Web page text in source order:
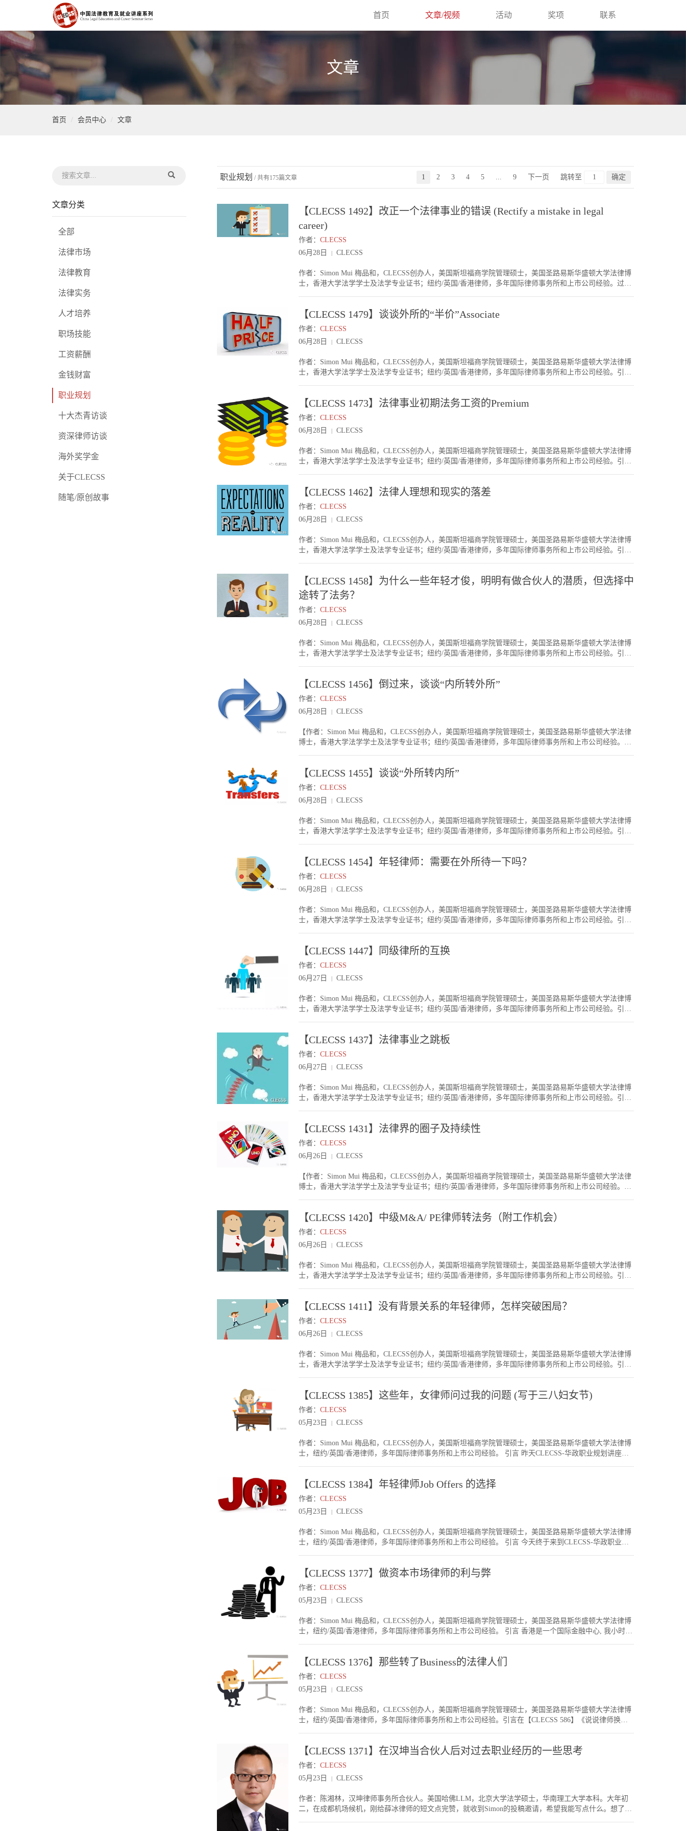
首页 文章/视频 活动 奖项 联系
文章
首页 会员中心 文章
文章分类
全部
法律市场
法律教育
法律实务
人才培养
职场技能
工资薪酬
金钱财富
职业规划
十大杰青访谈
资深律师访谈
海外奖学金
关于CLECSS
随笔/原创故事
职业规划 / 共有175篇文章 1 2 3 4 5 ... 9 下一页 跳转至 确定
【CLECSS 1492】改正一个法律事业的错误 (Rectify a mistake in legal
career)
作者： CLECSS
06月28日
CLECSS
作者：Simon Mui 梅品和，CLECSS创办人，美国斯坦福商学院管理硕士，美国圣路易斯华盛顿大学法律博
士，香港大学法学学士及法学专业证书；纽约/英国/香港律师，多年国际律师事务所和上市公司经验。过去
中，不是每个人都一帆风顺。例如有些人一毕业后选择了法务，但发现Junior去做法务所学不多，想回头做
律所。或做了十年公务员，回头却发现不是自己人生想要的。今天我们就谈谈，如何rectify a mistake in
legal career。人生的选择，有小mistake, 也有大mistake。先说小mistake。走错两三年的小mistake例如你一毕
业时，去了做法务，后来发现该公司里没什么东西学，有点虚度光阴。这样的话，当认清了这个事实后，
如果交易型的法务类别，例如本来在该基金/投资公司能做大量交易，比较容易转回律所。一般年资上会打
折，但如果你本身有两三年工作经验，也可能从第二年开始。其实如果你从基金出来，而该基金是该律所
在潜在客户，其实你在那里做过也是一个Plus。但如果你做的是一般性公司，很多时候你转回律所时，会从
头来过。心里不一定好受，但人生那么长，两年其实不算什么。走错了八至十年例如如果你毕业后做了公
务员，但做了八至十年后，你发现跟同学差距越来越大，买不起较好的房子。你心里会有触动，要不要出
来做律师？但同学已做到合伙人，会否尴尬？这要想很多因素，自己所做的领域是否有些资源（包括技能
和人脉）能用得上在律所上，这就不用完全从头来过。自己的家庭情况如何，有多大的家庭负担，还是单
Burning Desire 要动。可以再观察一下。但如果自己内心要动的声音强烈，那就赶快去动。这些年来，也有
不少这样的朋友找过我。一般我会建议他有一个冷静期，如果想了半年，还是想动，就赶快去动。结语人
生，不能每件事都完美。但我们一天生存，我们还是有选择空间。每个选择，其实没有绝对的对或错；每
义。
【CLECSS 1479】谈谈外所的“半价”Associate
作者： CLECSS
06月28日
CLECSS
作者：Simon Mui 梅品和，CLECSS创办人，美国斯坦福商学院管理硕士，美国圣路易斯华盛顿大学法律博
士，香港大学法学学士及法学专业证书；纽约/英国/香港律师，多年国际律师事务所和上市公司经验。引言
JD同学在OCI找不到工作，后来临毕业时申请中国内地及香港的办公室。有些律所有Special Associate的岗
位，工资大约正常Associate的一半（过两年后，有机会晋升正式Associate）。今天我们就谈谈这种“半价”
Associate。Q&A1. “半价”Associate (Special Associate) 设立的原因？现在读JD的越来越多。不是每位JD都能
在OCI找到工作，这包括了不少T14的同学们。到毕业时，大家都急着回国找工作，这些Special
就可以拿Global Pay。对于律所而言，也是节省成本的方法。同样的钱，可以招两个人帮忙。2. 那两年发生
的事情其实做的事情跟其他初级律师无异。那一样是JD，有些人拿Full Global Pay，有些人拿Half Pay，会
否奇怪？我觉得是供求问题。一般这些做Special Associate的JD，可能是JD学校排名稍逊，或虽然JD学校很
好，但在校成绩稍逊的人。所以这些都是市场你情我愿的供求关系。至于两年后，律所一般看当时的市场
情况，和该Special Associate的表现，看是否提升他/她为正式Associate。但一般即使该律所不提升该Special
Associate，他/她累积了两年工作经验后在外面也很好找工作。3. LLM的情况其实“Special Associate”也是一
个头衔而已。在不同的律所会有不同的头衔，例如“International Legal Consultant”，”Legal Manager”等。这
LLM, 加上之前相关的工作经验，才能申请到。除非是一个排名极高的LLM，否则在没有工作经验的情况
下，申请Special Associate也不太容易。结语现在六月了，祝各位LLM/JD 同学有个好的学年，毕业后找到最
理想的工作！大家的法律事业生涯很长，也不必要太过介意起点。用心去做，总有出头天。
【CLECSS 1473】法律事业初期法务工资的Premium
作者： CLECSS
06月28日
CLECSS
作者：Simon Mui 梅品和，CLECSS创办人，美国斯坦福商学院管理硕士，美国圣路易斯华盛顿大学法律博
士，香港大学法学学士及法学专业证书；纽约/英国/香港律师，多年国际律师事务所和上市公司经验。引言
企，MNC的机会。这些法务职位，一般来说工资比顶级红圈所低，但比一般二线律所高。这样，值不值得
为了这一点Premium，去做法务呢？一般而言，我建议如下：一线律所〉二线律所（相关业务）〉好的国
企/民企/MNC法务〉二线律所（不相关业务）比如说，你是想做非讼的，想做公司法相关业务。你找不到一
线律所，那在二线律所和公司法务之间，到底去哪个呢？我认为如果你在一个二线律所找到做公司法的，
慢慢有机会转回去一线律所。好的国企/民企/MNC，一开始可能会给比二线律所高的工资，但你进去后事业
一般晋升则会较慢，日后工资涨幅比不上律所。而且，你有可能做不少行政工作，到你要转出来做律所
时，工作经验会打折，甚至从头来过。不过在一个好的公司有法务经验，也有不少律所喜欢这样的背景，
所以也不需要太愁出路。如果你进了一个二线律所，但不是你想做的领域，那倒不如做法务。例如如果你
做一个民企，有机会做到并购，比你在那二线律所做其它不相关领域的，对将来转回去一线律所做公司法
业务更有帮助。结语各位年轻律师，大家毕业出来时不一定能找到最理想的工作，但只要耐心，日后一步
一步转上去，总会能达到当初的目标的。大家在事业初期选择律所 v 法务时，不妨参考今天建议的原则。
在此祝各位CLECSS友事业顺顺利利！
【CLECSS 1462】法律人理想和现实的落差
作者： CLECSS
06月28日
CLECSS
作者：Simon Mui 梅品和，CLECSS创办人，美国斯坦福商学院管理硕士，美国圣路易斯华盛顿大学法律博
士，香港大学法学学士及法学专业证书；纽约/英国/香港律师，多年国际律师事务所和上市公司经验。引言
朋友。但因为我早年去学校做讲座较多，也有接触到一些早年事业没有那么顺利的同学们。过了十年，看
了他们走了一个事业Cycle，有些感悟，今天跟大家分享一下我的观察。从“落差”到“强化心理”比如说，如
果你本科一般，但靠自己的努力，去了个名校读法律硕士。给了不少学费，内心肯定有个期望，希望能去
最好的律所工作。但事实是，一线律所提供的职位终归有限，你不是班里最顶尖的，没有人脉关系，往往
就是进不去最好的律所。这些年来，很多找过我的年轻人，就是这种“理想 v 现实”的落差。觉得自己条件不
等。如果你的期望是进一线律所，但一开始进了个二三线律所，内心肯定不开心。我之前接触过的年轻
人，能熬到今天成功的，没有什么秘诀，简单来说就是要心态要好。在这个情况下，一开始工资不高，社
己时，更应该鼓起勇气跟一些优秀的朋友交际。出来吃饭，某位朋友说起他在某个一线律所做了个好项
目，你一边听着，一边学习。从大家的交流中，你可能得到一些消息，一些思维的启发。这比起你躲在家
中好。虽然你跟这些优秀的人交际会有相当压力，但你只要你心里强大，自能把这些压力升华为提升自我
的动力。结语不是每个人都这么幸运，一毕业能进最好的律所。关键是我们不要放弃，在事业不顺时我们
通过不断跟别人交流，丰富自己的思维，激化自己的斗心。CLECSS平台的理念，是鼓励所有有上进心的年
轻法律人追求自己最大的梦想。过去十年，我看见不少刚毕业事业不顺的，通过十年的坚持，最终熬了出
头。各位年轻法律人，大家一起努力吧！
【CLECSS 1458】为什么一些年轻才俊，明明有做合伙人的潜质，但选择中
途转了法务？
作者： CLECSS
06月28日
CLECSS
作者：Simon Mui 梅品和，CLECSS创办人，美国斯坦福商学院管理硕士，美国圣路易斯华盛顿大学法律博
士，香港大学法学学士及法学专业证书；纽约/英国/香港律师，多年国际律师事务所和上市公司经验。引言
什么呢？一般是以下原因。工资及前途很多这些年轻才俊，他们都是来自国际律所，或顶级内所。最近很
多去了基金，或一些增长型的公司（例如TMT公司）。由于他们条件很好，一般转去法务工资也不会低，
一般工资相若，有些较以前低一点，但也有些比以前律所的工资更高。至于前途，如果你在一个基金做法
务，如果做得好，其实有机会更上一层楼。例如有些朋友在基金里一直做到MD。虽然是做法务，但你的工
Business Side一般这些中途转法务的年轻才俊，他们本来思维就比较偏Business Side。做纯律师的工作也不
一定合适他。他很多时候在交际，管理，统筹等能力较强，要是在一个商界环境，可能发展更好。转法务
后产生“甲方社会地位”你在律所做中级律师，社会地位不会很高。例如你跟另一律所的合伙人交换名片，对
方不一定会很看重。但如果你拿出基金法务总监的名片，对方一般会比较重视。这就是甲方的社会地位。
结语选择做律师还是法务，是个人选择。大家应该根据自己的性格，理想，人生目标来做选择。见到很多
年轻才俊，转了法务后生活都很快乐，所以大家也不一定要死守在律所。在此祝各位都作出正确的选择，
事业路上越走越好！
【CLECSS 1456】倒过来，谈谈“内所转外所”
作者： CLECSS
06月28日
CLECSS
【作者：Simon Mui 梅品和，CLECSS创办人，美国斯坦福商学院管理硕士，美国圣路易斯华盛顿大学法律
博士，香港大学法学学士及法学专业证书；纽约/英国/香港律师，多年国际律师事务所和上市公司经验。】
所转外所，主要在两个情况下发生，其中也有些事情要注意。内所转外所的两种情况内所转外所，主要有
两种情况：（一）你其实毕业时就已经想去外所，但没有成功进去。在一个较好的内所工作一段时间后，
会碰到一些机会，例如某个外所招China Associate （或Legal Consultant），领域跟你现在做的事情Match，
你就跳过去。（二）你在内所工作了一段时间后，去了读LLM。回国从头找工作，找到了外所。视乎你之
始。 情况（一），一般通过猎头或朋友介绍。情况（二），由于自己的身份是LLM学生，可以向各大外所
大量投信申请。内所转外所要注意的事情适应如果你本身在顶级内所，工作强度估计比外所高，所以理论
上很容易适应。不过如果直接内所转外所，一般英语稍逊，需要一段时间用心学习，看Seniors怎样修改你
的文本。外所一般都是靠专业取胜，所以尽量把自己专业水平提高，不需要放太多时间在Office Politics
上。前途内所转外所，要想清楚自己长远怎样规划。例如如果自己没有海外的Bar，可能升职一直有天花
板。长远来说还是要去读个LLM考Bar。另外，一般外所升合伙人比内所难。所以一定要做好规划，到底自
己所在的外所有多大机会做合伙人？如果不大，什么时候再转回内所，或转法务？外所的生意外所在中国
的英美律所在中国生意不怎样，你跳过去随时做项目少了，影响将来前途。结语继昨天的《谈谈“外所转内
所”》，今天再写了篇《谈谈“内所转外所”》，希望对大家有帮助。成功报名明天CLECSS《生命科技私募
基金投资》讲座的朋友们，记得明天准时到场。
【CLECSS 1455】谈谈“外所转内所”
作者： CLECSS
06月28日
CLECSS
作者：Simon Mui 梅品和，CLECSS创办人，美国斯坦福商学院管理硕士，美国圣路易斯华盛顿大学法律博
士，香港大学法学学士及法学专业证书；纽约/英国/香港律师，多年国际律师事务所和上市公司经验。引言
欢迎。根据昨天的投票，最多朋友是打算在外所做几年，之后回内所。那外所转内所，要注意什么事情
呢？这篇文章是写给做非讼的年轻律师做粗略参考的，我并没有做非常深度的探究。业务性质如果你在外
所做海外或香港资本市场，转回内所不一定很Match。毕竟海外资本市场律师跟A 股律师做的事情不太一
样。当然你也可以做海外证券市场的中国律师，研究一下架构等，但终归做海外证券的中国律师角色有
衔接的，是基金及并购等业务。毕竟无论是用中国法，还是用英美法，并购投资时的技巧都大同小异。你
转到内所后，可能分别是以前用英文多，现在用中文多，也要强化一些中国法规知识，但总整体而言较容
易衔接。客户至于客户方面，也要注意是否能成功转移。例如说，对某些国际投行而言，做IPO时只认国际
品牌律所。从一个外所跳到内所，并不一定能把客户带过去。如果是Banking方面，如果你要去的内所还不
在那些银行的Panel上，也需要一些时间把该内所挤上那些银行的Panel List上。一般而言，做并购和投资比
较容易。当然大的基金也涉及是否在他们的Panel List 的问题。但一般中型，中小型的并购或基金投资，对
于大品牌没有那么严格。所以假设一个律师从一个外所出来，以前专门做中型或中小型的并购或基金投
户，也很容易做起来。结语今天的《谈谈“外所转内所”》，只写了我一些粗浅的观察，让年轻律师早点思考
外所转内所的有关事项，希望对大家有帮助。另，有兴趣在香港西九龙租房子的朋友，可以私信我，谢
【CLECSS 1454】年轻律师：需要在外所待一下吗？
作者： CLECSS
06月28日
CLECSS
作者：Simon Mui 梅品和，CLECSS创办人，美国斯坦福商学院管理硕士，美国圣路易斯华盛顿大学法律博
士，香港大学法学学士及法学专业证书；纽约/英国/香港律师，多年国际律师事务所和上市公司经验。引言
对答案，没有绝对“需要”或“不需要”。以今天来看，在外所待过还是有以下好处，不过我说的是“今天来
看”，未来的社会也不一定是这样。内所招人时还是很喜欢在外所待过的很多精英内所，还是喜欢在精英外
所待过的申请者。例如如果你在一个精英英美律所做中高级律师，理论上要转去一个精英内所做合伙人或
资深顾问，会很受欢迎。以前就听过一位内所资深合伙人说：“Those from wall street firms are consistently
Weiss等做中高级律师，在中国区很难升合伙人，但跳去内所做合伙人或资深顾问则很受欢迎。另一原因是
很多这些精英律所的资深合伙人，他们以前也在外所待过。所以他们招人时也有倾向于招有点外所背景
的。法务的情况在MNC的情况，一般在外所待过会很有优势。因为他们很多时候要跟总部交流，觉得外所
出来的英语较好，做事比较正规，跟国际更能接轨。至于一些中国自己的大企业，大基金，较高的职位也
一样喜欢招在外所待过的。很多企业的大老板及高管，自己本身不一定有海外背景，招人时他们反而喜欢
找一些有国际背景的，让其企业看起来更国际化。如果某企业/基金的GC是有外所背景的，很多时候他招人
时也一样喜欢有外所背景的。结语以上是外所待过一点好处。但大家选择内所/外所时，还是要看具体那个
业有个好开始！
【CLECSS 1447】同级律所的互换
作者： CLECSS
06月27日
CLECSS
作者：Simon Mui 梅品和，CLECSS创办人，美国斯坦福商学院管理硕士，美国圣路易斯华盛顿大学法律博
士，香港大学法学学士及法学专业证书；纽约/英国/香港律师，多年国际律师事务所和上市公司经验。引言
好（例如在香港，就被人经常问及Kirkland & Ellis，Latham & Watkins等）这证明那几个律所最Hot，最多人
想去，它们也在招人。那本身已在同级外所的朋友们，为什么要换所呢？同级外所之间互换不外乎以下原
因：上Associate Track首先，是Title的问题。因为某些朋友在某一线外所不是做Associate，而是比Associate低
一级的职位，例如Legal Consultant（LC）。经济好时，通过换律所，可以从LC跳到另一同级律所的
的速度。拿Global Pay有些国际律所的中国Office，给Associate 并非Global Pay的，但有时候做的事情跟别的
给Global Pay的律所差不多。那经济好的时候，自然会尝试找给Global Pay的律所，反正做的事情差不多，
不如挑个工资高的。拿COLA有些已经拿Global Pay 的律师（尤其是资本市场律师），看到另一律所在
Global Pay之上还有几万美金的COLA，自然心动。不过我也多次提醒身边的朋友，有时候Package拿到过高
可能成为自己的负累。你工资福利越高，别人对你期望越高，到某天经济转差，你也会成为被裁的对象。
升Par的机会不同律所有不同的升职政策，有几个律所比较容易升Par（精英但保守的某几个华尔街律所则较
难）。很多顶级外所的Associates 在事业中段会考虑升Par 的问题而倾向去较容易升Par 的某几个国际律所。
人有自己不同需求，在此祝各位CLECSS友都找到自己最合适的律所，法律事业一直稳步做下去。
【CLECSS 1437】法律事业之跳板
作者： CLECSS
06月27日
CLECSS
作者：Simon Mui 梅品和，CLECSS创办人，美国斯坦福商学院管理硕士，美国圣路易斯华盛顿大学法律博
士，香港大学法学学士及法学专业证书；纽约/英国/香港律师，多年国际律师事务所和上市公司经验。引言
一线律所；甚至从一个三线平台开始，再跳去一个二线律所，最后跳去一个一线律所。（以前看过一位朋
友的简历，先后跳了五次，用了四块跳板，跳到心仪的律所，心里很佩服他的毅力。）关于跳槽的整体原
则，可以参考【CLECSS 1403】《律师跳槽要注意的事情》。那问题是什么是二线律所呢？什么律所足够
做跳板呢？一线二线没有一条线，不同的法律人对于一线和二线有不同的定义。我心目中的一线所，包括
板，你应该要问以下两个问题：问题一：这个“二线律所”在“一线律所”圈里会被承认吗？（例如，平时会被
一线律所谈及吗？项目偶尔会碰到吗？）问题二：如果问题一的答案是负面的，那在某一特定领域里，这
个“二线律所”在“一线律所”圈里在某一特定领域里会被承认吗？（例如，在某些较窄的领域，例如劳动法，
某些劳动法的二线律所整体在一线律所圈没有听过，但可能在劳动法的一线律所圈认可其专业度的，那这
样也可以）。以上问题一及问题二，最好两个答案都是正面；但至少，也要其中一个答案是正面，这所谓
“跳板”才会有用。所以大家如果找个“二线律所”为跳板，不妨反复问问这两个问题，看看值不值得进去以此
为跳板。（注：同样的分析，也适用于二线和三线律所之间的关系。）结语不是每位年轻法律人都这么幸
所的。就好像爬山一样，有些人走得比你快，有些人起点比你高；但只要你方向正确，有天还是能走到山
顶的。各位CLECSS友加油！
【CLECSS 1431】法律界的圈子及持续性
作者： CLECSS
06月26日
CLECSS
【作者：Simon Mui 梅品和，CLECSS创办人，美国斯坦福商学院管理硕士，美国圣路易斯华盛顿大学法律
博士，香港大学法学学士及法学专业证书；纽约/英国/香港律师，多年国际律师事务所和上市公司经验。】
的圈子，今天就谈谈法律界的圈子及其中人脉维系的持续性（Continuity）。法律界的圈子我每次在Linkedin
上载CLECSS的消息，我看看“Most Viewed By” ( 最多人浏览)都是来自那几个律所：内所基本上都是金杜 ，
君合，方达，中伦这四个所。外所基本上主要是Clifford Chance等几个英国神奇圈律所，Baker & McKenzie,
Kirkland & Ellis等几个美国律所。以上基本上就是CLECSS用户主要的圈子。（注：如我之前的文章提及，
们平时生活时，接触到某个一线律所的律师，我们会聊起某个同事，会问：“你是否有个同事叫XXX？”“你
记得之前我们做个YYY项目吗？”就是因为这个人脉的关系，和专业合作关系，会把你锁定在这个圈子里。
圈子的人脉资源是很宝贵的。有时候机会和消息，都靠你在圈子里打听出来。所以如果想进入某个圈子，
必须找到一个切入点。进入该圈子后不断整固人脉和资源。圈子的延续性不知道大家有没有玩过UNO牌。
在UNO的游戏规则下，你出牌必须要跟上张牌同个数字，或同个颜色（特别功能牌除外）。其实现实生活
圈子也是如是。比如说你在一个Tier 1的律所换了领域，但是你还留在Tier 1，换了领域仍在同一个圈子
了；又例如你Tier 1去了一个Tier 2的律所，但同样做资本市场，那你也仍留在同一专业圈子里，像UNO牌
子互不认识，那你的圈子建立就要从新来过，这样会丢掉某些资源。结语今天写这篇文章的目的，是要各
位CLECSS友做法律事业规划时要小心谨慎。不是说一定要做Tier 1律所，也不是要一定做某一些领域，只
是如果你决定在某一圈子发展，最好有一定的延续性，这样对于事业发展的流畅度，资源的锁定会有一定
【CLECSS 1420】中级M&A/ PE律师转法务（附工作机会）
作者： CLECSS
06月26日
CLECSS
作者：Simon Mui 梅品和，CLECSS创办人，美国斯坦福商学院管理硕士，美国圣路易斯华盛顿大学法律博
士，香港大学法学学士及法学专业证书；纽约/英国/香港律师，多年国际律师事务所和上市公司经验。引言
（证券），还是收购合并/基金投资好？其实有个很明显的分别，当你做到中级律师时，后者转法务的机会
会多很多。今天我们看看M&A/ PE律师转法务的情况。M&A/ PE律师比证券律师容易转法务市场上有不少
基金（或投资公司）都会招法务。他们很需要在较好的内所/外所有3至5年M&A/ PE工作经验的中级律师。
所以如果你有相关经验，又不打算在律所长待下去，可以考虑转去基金（或投资公司）做投资总监或法务
场（证券），投行提供的法务机会一般较少。如果在MNC或基金做法务，证券律师的技能不一定用得上。
所以如果你做证券，建议就决心一做做到底，做到合伙人为止。M&A/ PE律师转法务的利弊如果你进了一
个大的基金/投资公司平台，本身公司就有很多项目，不用自己找案源。有时候你在律所M&A/ PE团队，还
要依赖老板接生意回来。另外，如果你进了一个大平台，理论上你会有事业上升空间，例如法务总监，高
级法务总监，继而晋升管理层等。这样会有一定的事业成功感，有时候比在一个中型律所做合伙人的成功
感要大。当然，如果你最终的人生理想想做律所合伙人，转法务前要想清楚。毕竟转过去后比较少人回
头。但也不是完全没有回律所的可能，我认识有些转了基金法务的朋友几年后也回律所做合伙人。我觉得
可能性的。以下复星法务部的工作机会，大家不妨考虑一下？复星法务部拟招聘并购类法务岗位人员，工
作地点上海。欢迎有兴趣的律师将简历发送zouchao@fosun.com法务总监—并购类工作职责：1. 对公司境内
经验；2. 英文流利；3. 曾于知名中资、外资律师事务所和/或知名基金及投资公司就职的工作经历；4. 拥有
中国律师资格，有海外教育背景的可优先考虑。
【CLECSS 1411】没有背景关系的年轻律师，怎样突破困局？
作者： CLECSS
06月26日
CLECSS
作者：Simon Mui 梅品和，CLECSS创办人，美国斯坦福商学院管理硕士，美国圣路易斯华盛顿大学法律博
士，香港大学法学学士及法学专业证书；纽约/英国/香港律师，多年国际律师事务所和上市公司经验。引言
家庭或教育背景，其实不用担心，你只是起跑线比别人落后，并不是你的路走不通。例如如果你当年没有
进很好的本科，也没有很好的家庭背景，可以靠后来的努力一步一步换上去。例如如果你本科不够好，某
程度上可以通过一个好的硕士弥补本科的不足。要是你一开始在一个三线律所，几年后换个二线律所，再
几年后换去一个一线律所。假设一个背景好的起跑线在60，五年后他抵达80。你从40开始，五年后你才到
看到自己在别人后面，心灰意冷，走到50时你就已经放弃了，那你就永远走不到80。创意逆袭之路也有些
起跑线较落后的，会寻找新领域，新的商业模式，科技创新等逆袭。这种我们偶然会在法律市场看到的，
虽然从传统的角度来看，他们的教育及其他背景不是那么impressive, 但很有市场触觉，找到了自己的出路
（例如自己开个律所，或在某律所下创业）。他们的共同点是有胆识，有商业头脑，这样他们就不是比拼
谁进了哪个牛所，谁拿了多少工资，而是谁先抢占一个新的法律领域市场，谁先想到一个创新模式经营律
所。这些，都能新建一条跑道。你再不是上段那样，你起跑线在40，别人起跑线在60。而是你另开一条跑
道，而那条跑道自己定义起点。不过走“创意逆袭之路”, 也不是所有人都合适，有些人没有成功，走回传统
迷惘，只要踏实做事，总会达到终点（虽然比别人慢，但慢总比永不到终点好）。如果自信有“创意逆袭”的
本事，不妨趁年轻试试，但要充分理解其中的事业风险，有时候创新走不通，从新走传统之路，法律事业
【CLECSS 1385】这些年，女律师问过我的问题 (写于三八妇女节)
作者： CLECSS
05月23日
CLECSS
作者：Simon Mui 梅品和，CLECSS创办人，美国斯坦福商学院管理硕士，美国圣路易斯华盛顿大学法律博
士，纽约/英国/香港律师，多年国际律师事务所和上市公司经验。 引言 昨天CLECSS-华政职业规划讲座顺
性在法律界发展的问题。因为我不是女性，起初也感到这些问题难回答。不过经过十年，通过对市场的观
察，现在她们问我的问题，基本上也有答案了。女律师比男律师更难做到合伙人吗？从数据上，男合伙人
比女合伙人多。但我认为并非女性没有男性那么合适做合伙人，事实上，做上合伙人的女律师都是很强
的。我见到的情况，更多是女律师自己的人生选择。例如做到第五六年，她们刚生了孩子，觉得需要更多
庭后，事业心可能没有之前那么重了，留在律所但工作上没有男律师这么Aggressive。剩下那些真的想做合
伙人的女律师，工作跟男律师一样拼命，甚至更拼命，做出来的成绩甚至更好。例如在香港，就有几个在
国际律所做得非常出色的女合伙人，一般我们称之为Four Dragon Ladies。（注：大家有空也可以翻看我的
原创故事【CLECSS 1015】《穿普拉达的律界女王》）。 女律师如果要成功做到合伙人，个性是否需要比
较男性化？我见过女律师做到合伙人的，有两类，不一定需要“男性化”。有些的确是“巾帼”类型，做事大
气，不拘小节，有男子做事的气概。有些仍是女性比较阴柔的一面，事实上，女性的阴柔，在很多时候沟
通可能比男性更好。在谈生意时，你刚猛，对方也会刚猛回应。但如果你懂得什么时候阴柔，很多时候沟
一个成功的合伙人，肯定放在家庭的时间少了。但家庭和婚姻的Quality，不全在于你有多少时间放进去。
有些朋友，全心全意放在家庭，婚姻也可能失败。有些没有放那么多时间的，婚姻家庭反而不错。关键是
象的？其实也不一定，因为你事业成功，接触的人也多，在法律界和商界，总会碰到不少成功男士，产生
不少机会。结语今天三八妇女节，祝各位女律师快乐！在法律事业道路上，我认为女律师和男律师各有优
势，关键要看个人的性格，人生理想和追求。这天文章的问题和答案仅供参考。在此祝大家事业，家庭和
生活都美满愉快！
【CLECSS 1384】年轻律师Job Offers 的选择
作者： CLECSS
05月23日
CLECSS
作者：Simon Mui 梅品和，CLECSS创办人，美国斯坦福商学院管理硕士，美国圣路易斯华盛顿大学法律博
士，纽约/英国/香港律师，多年国际律师事务所和上市公司经验。 引言 今天终于来到CLECSS-华政职业规
学过来问我意见，选择哪个Offers，其实不外乎以下情况。领域 v 平台：到底哪个重要？比如说，你拿到A
所和B 所的Offers。A所整体实力较好，例如有一个亮丽的国际品牌。B所也不错，但综合实力没有B好。A
所给你的职位是做资本市场，B所给你的职位是并购基金。你自己比较喜欢并购基金的领域，但又舍不得A
所的Label。我认为，除非A所和B 所相差太远，否则应该选跟自己有兴趣的领域。因为只有这样自己才能做
市场，就比较难转。 平台：内所 v 外所很多LLM都会说，内所跟外所的Offer，去哪个好。他们一般相信内
所长远发展会很一点（因为他们听到很多外所在中国发展不行的说法）。其实也要看具体哪个外所，具体
哪个领域。首先，我认为还是要看你要做的领域在内所C和外所D的实际情况。比如说，你是想做资本市场
的，外所D的海外资本市场其实做得很好，而这个是你想做的，不用因为听到别人说“内所长远发展更好”而
选择内所。在外所也有很多好处，例如一开始工资较高，有较好的国际品牌，能接触更多国际化的业务。
但反之，如果某外所在某个你要做的领域其实生意不太好，那就没有必要进去。进去后如果业务少，也是
浪费时间。 领域之间的流动性假设你一开始做了资本市场，要转过去做并购基金不太容易。除非某年经济
高对抗性的谈判。但MA，PE等更多变化性。那倒过来，并购基金等其他领域转资本市场呢？一般能，因为
资本市场需要更多人手。但即使你能转过去，也可能有年资的折扣。例如要从一二年级开始，因为毕竟你
华政职业规划讲座》。事实上，法律的事业开始是很重要的，开局顺利，日后事业就会顺利。期待华政长
宁校区的同学们踊跃参与！
【CLECSS 1377】做资本市场律师的利与弊
作者： CLECSS
05月23日
CLECSS
作者：Simon Mui 梅品和，CLECSS创办人，美国斯坦福商学院管理硕士，美国圣路易斯华盛顿大学法律博
士，纽约/英国/香港律师，多年国际律师事务所和上市公司经验。 引言 香港是一个国际金融中心, 我小时候
的朋友各异，有些很喜欢做资本市场，一做做了很多年，直至做到合伙人，有些中途转了法务，有些中途
转了领域。那到底做资本市场律师，有什么利弊呢？资本市场律师的利1. 资本市场律师的收入较高。不是
每个做资本市场的合伙人都赚大钱，但给律师的工资不能低，因为毕竟他们投入的时间和精力多。2. 虽然
工作时间长，但技能要求却没有M&A, PE等高。很多时候，工作（文件）比较标准，不用很高的对抗性。
以关键还是所做的项目的复杂性。3. 资本市场律师在头两三年工作很多是比较基本的（例如尽职调查
等），工作时间长，不一定找到满足感。但到了中高级后，慢慢做“监督工作”的角色，做的事情（例如研究
上市架构）更有意思。4. 能接触不同行业的人和事，例如写招股书时了解不同行业的运作。也能通过做项
变为一个“产品”。更容易把业务规模最大化。资本市场律师的弊1. 如上文所说，资本市场工作时间长，容易
熬坏身体。2. 做初级律师时，所做的事情比较标准和重复，不一定觉得很有满足感。3. 一旦中途发现自己
不打算做资本市场领域的合伙人，Exit 机会不一定太多。例如想转法务，但投行的法务部招聘不多。上市
容易，很多时候资本市场的技能不一定在M&A, PE用得上，有时候要从头来过。结语这些年来，身边的朋
友有两极化的情况。有些热爱资本市场，一直做到最后。有些做了两三年就不想做了，想转领域。如果是
【CLECSS 1376】那些转了Business的法律人们
作者： CLECSS
05月23日
CLECSS
作者：Simon Mui 梅品和，CLECSS创办人，美国斯坦福商学院管理硕士，美国圣路易斯华盛顿大学法律博
士，纽约/英国/香港律师，多年国际律师事务所和上市公司经验。引言在【CLECSS 586】《说说律师换行
Business的情况（当然，法律人也可以开餐馆酒吧，或其他创业，但今天文章不讨论此等情况）。关键是看
准平台和时机我认识的最近几年转Business的法律界朋友，转Business后发展都很好。我想了一下，都是因为
他们对于平台和时机把握得好。在律所工作时，他们了解到自己的个性比较喜欢做Business （例如善于处理
人事关系），而不是沉闷的法律文件。由决定自己要转Business后，会开始跟身边的朋友聊（例如跟已从法
半年至两年不等。总言之，就是不急着跳，要碰到最好的平台和时机才跳。所谓好平台，主要有两类。一
是行业处于高速成长期的；二是本来就财大气粗的。这些企业，机会都比较多。这些进了企业做Business 的
朋友，较高者从助理总裁或副总裁开始，也有些从投资总监/高级投资总监开始。后者的情况，很多时候在
【CLECSS 1371】在汉坤当合伙人后对过去职业经历的一些思考
作者： CLECSS
05月23日
CLECSS
作者：陈湘林，汉坤律师事务所合伙人。美国哈佛LLM，北京大学法学硕士，华南理工大学本科。大年初
二，在成都机场候机，刚给薛冰律师的短文点完赞，就收到Simon的投稿邀请，希望我能写点什么。想了